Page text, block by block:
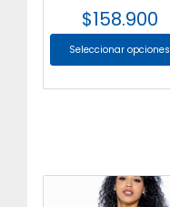
$158.900
Seleccionar opciones